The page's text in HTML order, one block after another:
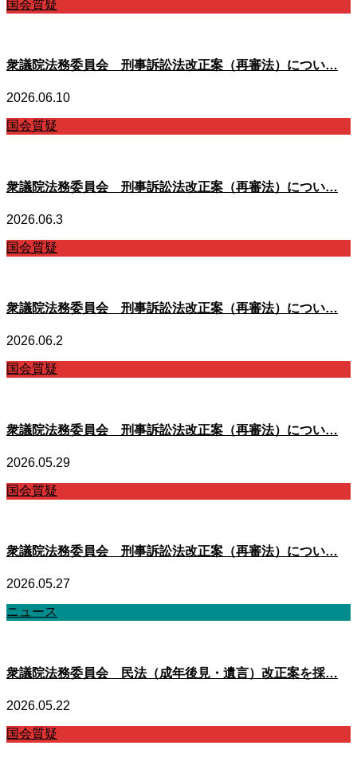
国会質疑
衆議院法務委員会 刑事訴訟法改正案（再審法）につい…
2026.06.10
国会質疑
衆議院法務委員会 刑事訴訟法改正案（再審法）につい…
2026.06.3
国会質疑
衆議院法務委員会 刑事訴訟法改正案（再審法）につい…
2026.06.2
国会質疑
衆議院法務委員会 刑事訴訟法改正案（再審法）につい…
2026.05.29
国会質疑
衆議院法務委員会 刑事訴訟法改正案（再審法）につい…
2026.05.27
ニュース
衆議院法務委員会 民法（成年後見・遺言）改正案を採…
2026.05.22
国会質疑